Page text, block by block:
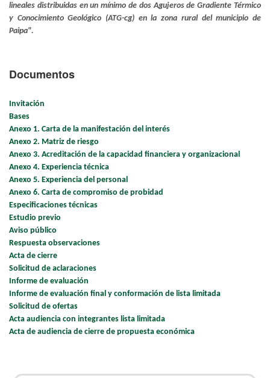
lineales distribuidas en un mínimo de dos Agujeros de Gradiente Térmico
y Conocimiento Geológico (ATG-cg) en la zona rural del municipio de
Paipa".
Documentos
Invitación
Bases
Anexo 1. Carta de la manifestación del interés
Anexo 2. Matriz de riesgo
Anexo 3. Acreditación de la capacidad financiera y organizacional
Anexo 4. Experiencia técnica
Anexo 5. Experiencia del personal
Anexo 6. Carta de compromiso de probidad
Especificaciones técnicas
Estudio previo
Aviso público
Respuesta observaciones
Acta de cierre
Solicitud de aclaraciones
Informe de evaluación
Informe de evaluación final y conformación de lista limitada
Solicitud de ofertas
Acta audiencia con integrantes lista limitada
Acta de audiencia de cierre de propuesta económica